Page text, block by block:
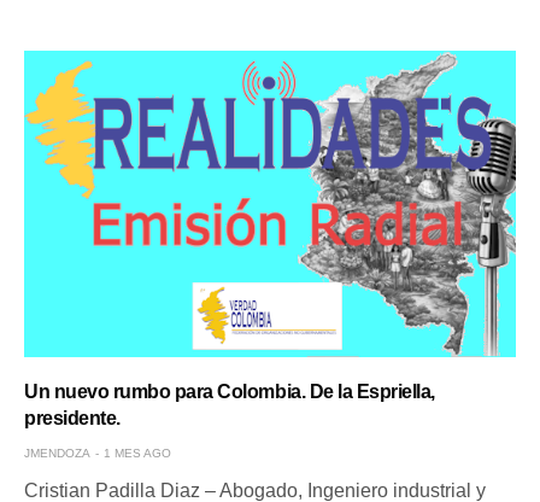
Un nuevo rumbo para Colombia. De la Espriella,
presidente.
JMENDOZA 1 MES AGO
Cristian Padilla Diaz – Abogado, Ingeniero industrial y